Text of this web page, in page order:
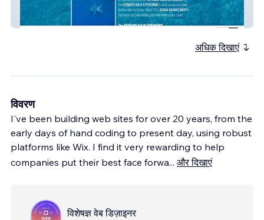
Aloha Kayaks Maui
अधिक दिखाएं
विवरण
I've been building web sites for over 20 years, from the
early days of hand coding to present day, using robust
platforms like Wix. I find it very rewarding to help
companies put their best face forwa... और दिखाएं
विशेषज्ञ वेब डिज़ाइनर